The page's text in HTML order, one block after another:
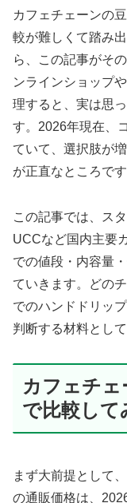
カフェチェーンの
較が難しくて踏み
ら、この記事がそ
ンラインショップ
理すると、実は思
す。2026年現在、
ていて、選択肢が
が正直なところです
この記事では、ス
UCCなど国内主要
での値段・内容量
ていきます。どの
でのハンドドリッ
判断する材料とし
カフェチ
で比較して
まず大前提として
の通販価格は、